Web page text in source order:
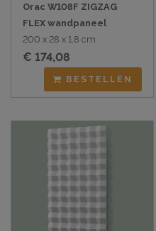
Orac W108F ZIGZAG
FLEX wandpaneel
200 x 28 x 1,8 cm
€ 174,08
BESTELLEN